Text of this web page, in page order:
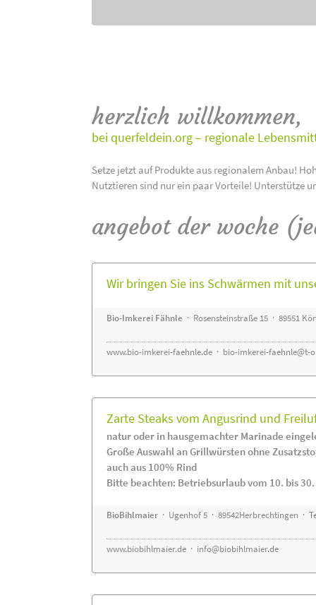
herzlich willkommen,
bei querfeldein.org – regionale
Setze jetzt auf Produkte aus regionalem Anbau!
Nutztieren sind nur ein paar Vorteile! Unterstütze
angebot der woche
Wir bringen Sie ins Schwärmen mit
Bio-Imkerei Fähnle · Rosensteinstraße 15 · 89551
www.bio-imkerei-faehnle.de · bio-imkerei-faehnle@t-
Zarte Steaks vom Angusrind und
natur oder in hausgemachter Marinade
Große Auswahl an Grillwürsten ohne
auch aus 100% Rind
Bitte beachten: Betriebsurlaub vom 10. bis
BioBihlmaier · Ugenhof 5 · 89542Herbrechtingen ·
www.biobihlmaier.de · info@biobihlmaier.de